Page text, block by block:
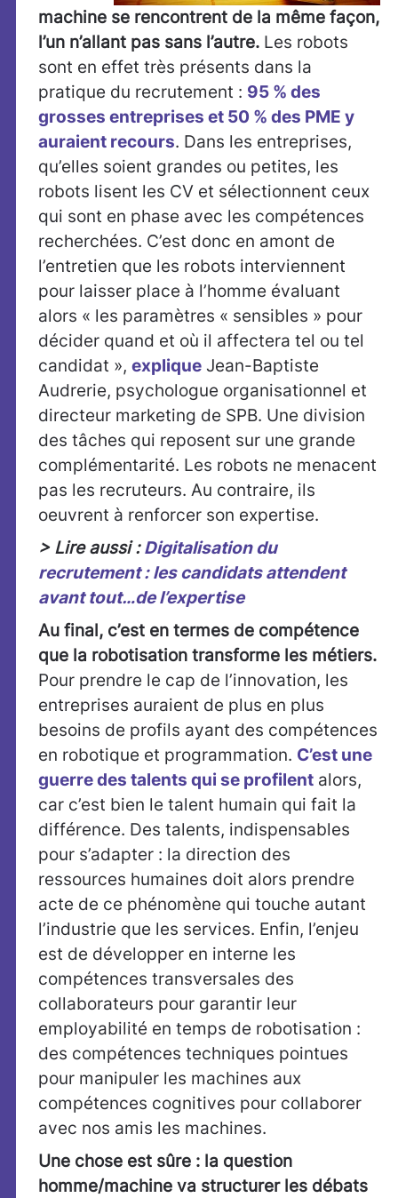
machine se rencontrent de la même façon,
l’un n’allant pas sans l’autre. Les robots
sont en effet très présents dans la
pratique du recrutement : 95 % des
grosses entreprises et 50 % des PME y
auraient recours. Dans les entreprises,
qu’elles soient grandes ou petites, les
robots lisent les CV et sélectionnent ceux
qui sont en phase avec les compétences
recherchées. C’est donc en amont de
l’entretien que les robots interviennent
pour laisser place à l’homme évaluant
alors « les paramètres « sensibles » pour
décider quand et où il affectera tel ou tel
candidat », explique Jean-Baptiste
Audrerie, psychologue organisationnel et
directeur marketing de SPB. Une division
des tâches qui reposent sur une grande
complémentarité. Les robots ne menacent
pas les recruteurs. Au contraire, ils
oeuvrent à renforcer son expertise.
> Lire aussi :Digitalisation du
recrutement : les candidats attendent
avant tout…de l’expertise
Au final, c’est en termes de compétence
que la robotisation transforme les métiers.
Pour prendre le cap de l’innovation, les
entreprises auraient de plus en plus
besoins de profils ayant des compétences
en robotique et programmation. C’est une
guerre des talents qui se profilent alors,
car c’est bien le talent humain qui fait la
différence. Des talents, indispensables
pour s’adapter : la direction des
ressources humaines doit alors prendre
acte de ce phénomène qui touche autant
l’industrie que les services. Enfin, l’enjeu
est de développer en interne les
compétences transversales des
collaborateurs pour garantir leur
employabilité en temps de robotisation :
des compétences techniques pointues
pour manipuler les machines aux
compétences cognitives pour collaborer
avec nos amis les machines.
Une chose est sûre : la question
homme/machine va structurer les débats